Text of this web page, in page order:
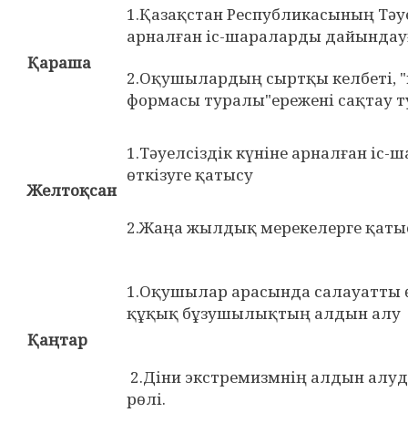
Қараша
1.Қазақстан Республикасының
арналған іс-шараларды
2.Оқушылардың сыртқы келбеті,
формасы туралы"ережені сақтау
Желтоқсан
1.Тәуелсіздік күніне арналған
өткізуге қатысу
2.Жаңа жылдық мерекелерге
Қаңтар
1.Оқушылар арасында салауатты
құқық бұзушылықтың алдын алу
2.Діни экстремизмнің алдын
рөлі.